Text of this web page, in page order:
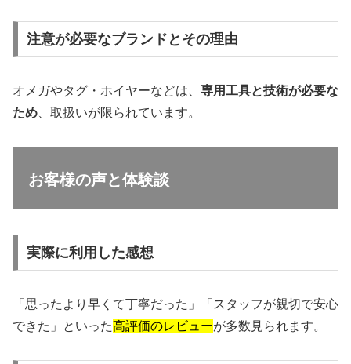
注意が必要なブランドとその理由
オメガやタグ・ホイヤーなどは、 専用工具と技術が必要な
ため 、取扱いが限られています。
お客様の声と体験談
実際に利用した感想
「思ったより早くて丁寧だった」「スタッフが親切で安心
できた」といった高評価のレビューが多数見られます。